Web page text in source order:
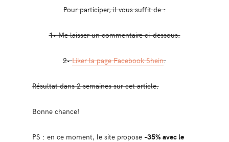
Pour participer, il vous suffit de :
1• Me laisser un commentaire ci-dessous.
2•Liker la page Facebook Shein.
Résultat dans 2 semaines sur cet article.
Bonne chance!
PS : en ce moment, le site propose -35% avec le